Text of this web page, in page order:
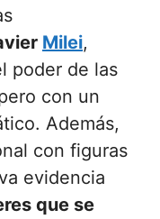
Milei,
poder de las
con un
Además,
con figuras
evidencia
que se